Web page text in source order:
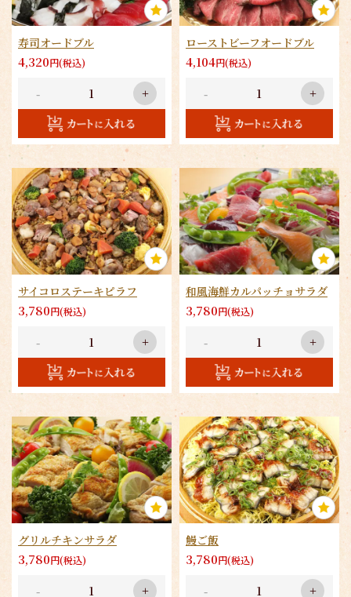
寿司オードブル
4,320円(税込)
- +
ローストビーフオードブル
4,104円(税込)
- +
サイコロステーキピラフ
3,780円(税込)
- +
和風海鮮カルパッチョサラダ
3,780円(税込)
- +
グリルチキンサラダ
3,780円(税込)
- +
鰻ご飯
3,780円(税込)
- +